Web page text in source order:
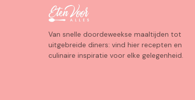
Van snelle doordeweekse maaltijden tot
uitgebreide diners: vind hier recepten en
culinaire inspiratie voor elke gelegenheid.